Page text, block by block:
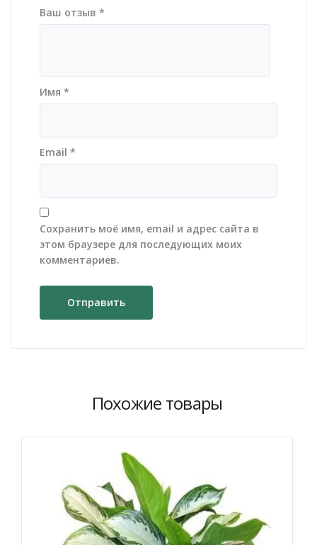
Ваш отзыв *
Имя *
Email *
Сохранить моё имя, email и адрес сайта в
этом браузере для последующих моих
комментариев.
Похожие товары